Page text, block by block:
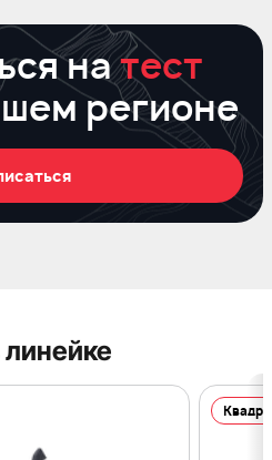
натест
регионе
линейке